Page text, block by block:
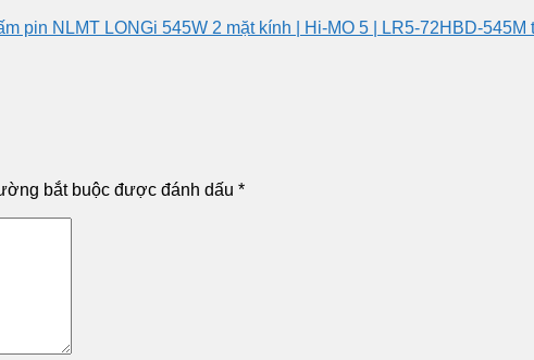
pin NLMT LONGi 545W 2 mặt kính | Hi-MO 5 | LR5-72HBD-545M
bắt buộc được đánh dấu *